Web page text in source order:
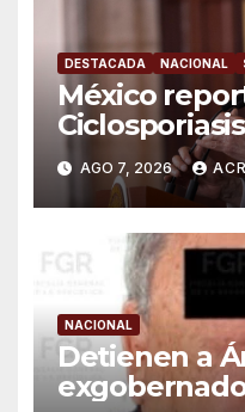
DESTACADA NACIONAL
México
Ciclosporiasis
AGO 7, 2026
NACIONAL
Detienen a